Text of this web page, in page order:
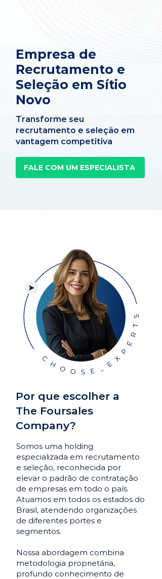
Empresa de
Recrutamento e
Seleção em Sítio
Novo
Transforme seu
recrutamento e seleção em
vantagem competitiva
FALE COM UM ESPECIALISTA
Por que escolher a
The Foursales
Company?
Somos uma holding
especializada em recrutamento
e seleção, reconhecida por
elevar o padrão de contratação
de empresas em todo o país.
Atuamos em todos os estados do
Brasil, atendendo organizações
de diferentes portes e
segmentos.
Nossa abordagem combina
metodologia proprietária,
profundo conhecimento de